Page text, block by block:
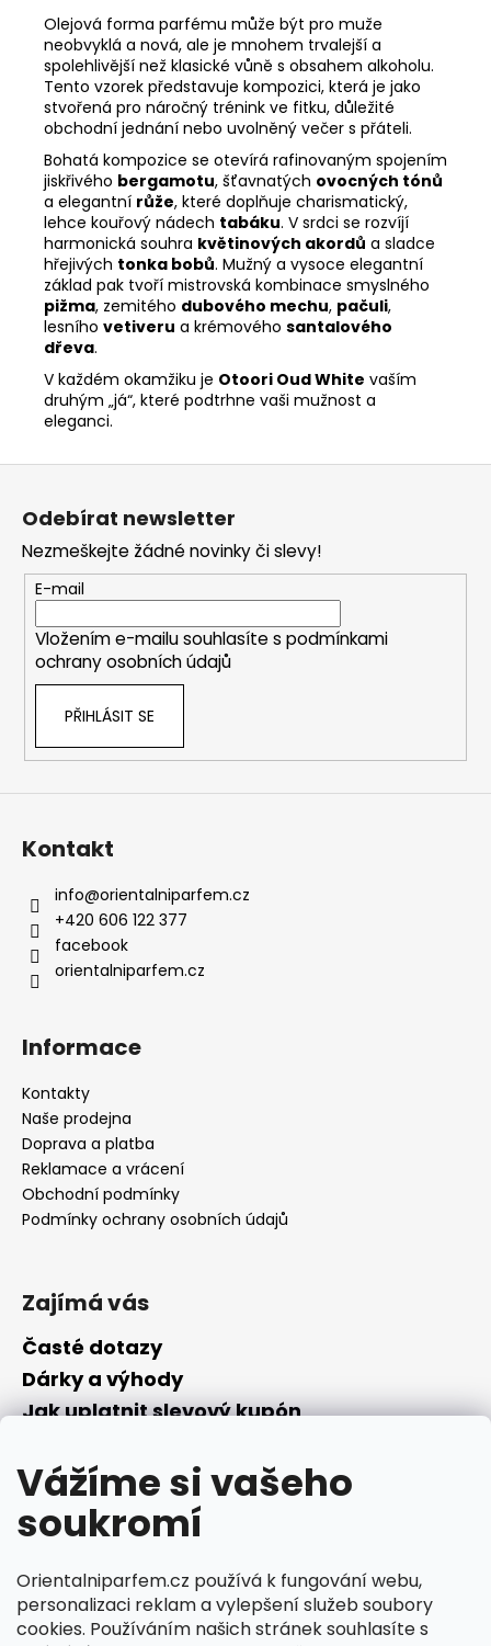
Vážíme si vašeho
soukromí
Orientalniparfem.cz používá k fungování webu,
personalizaci reklam a vylepšení služeb soubory
cookies. Používáním našich stránek souhlasíte s
Olejová forma parfému může být pro muže
neobvyklá a nová, ale je mnohem trvalejší a
spolehlivější než klasické vůně s obsahem alkoholu.
Tento vzorek představuje kompozici, která je jako
stvořená pro náročný trénink ve fitku, důležité
obchodní jednání nebo uvolněný večer s přáteli.
Bohatá kompozice se otevírá rafinovaným spojením
jiskřivého bergamotu, šťavnatých ovocných tónů
a elegantní růže, které doplňuje charismatický,
lehce kouřový nádech tabáku. V srdci se rozvíjí
harmonická souhra květinových akordů a sladce
hřejivých tonka bobů. Mužný a vysoce elegantní
základ pak tvoří mistrovská kombinace smyslného
pižma, zemitého dubového mechu, pačuli,
lesního vetiveru a krémového santalového
dřeva.
V každém okamžiku je Otoori Oud White vaším
druhým „já“, které podtrhne vaši mužnost a
eleganci.
Z
Odebírat newsletter
Nezmeškejte žádné novinky či slevy!
E-mail
Vložením e-mailu souhlasíte s podmínkami
ochrany osobních údajů
PŘIHLÁSIT SE
Kontakt
info@orientalniparfem.cz
+420 606 122 377
facebook
orientalniparfem.cz
Informace
Kontakty
Naše prodejna
Doprava a platba
Reklamace a vrácení
Obchodní podmínky
Podmínky ochrany osobních údajů
Zajímá vás
Časté dotazy
Dárky a výhody
Jak uplatnit slevový kupón
Převodník parfémů
Parfémový slovníček
Facebook